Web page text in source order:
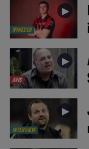
NYHEDER
►
AVIS
►
INTERVIEW
►